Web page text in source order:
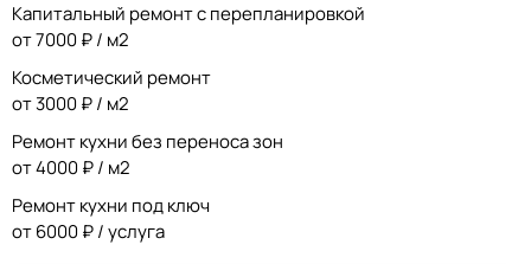
Капитальный ремонт с перепланировкой
от 7000 ₽ / м2
Косметический ремонт
от 3000 ₽ / м2
Ремонт кухни без переноса зон
от 4000 ₽ / м2
Ремонт кухни под ключ
от 6000 ₽ / услуга